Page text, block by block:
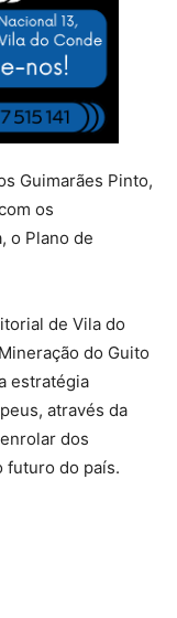
Guimarães Pinto,
os
o Plano de
de Vila do
do Guito
estratégia
através da
dos
futuro do país.